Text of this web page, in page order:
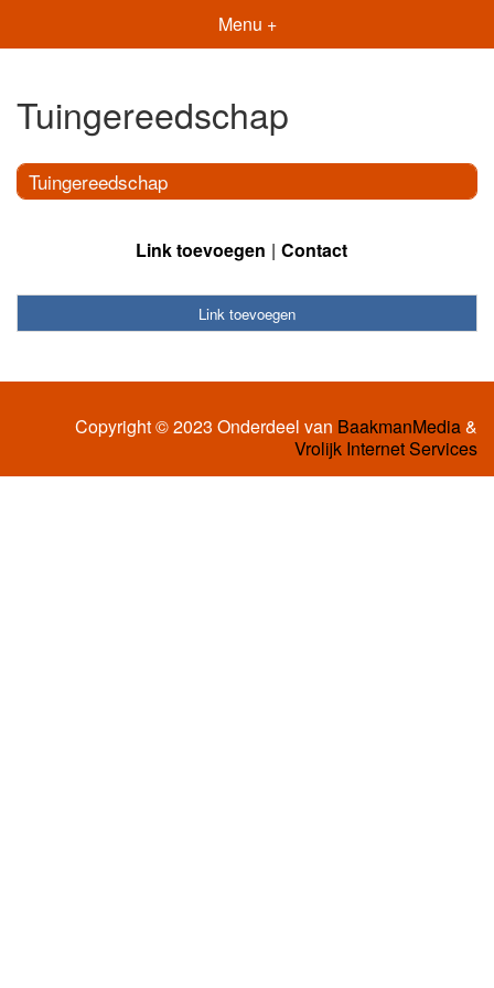
Menu +
Tuingereedschap
Tuingereedschap
Link toevoegen Contact
Link toevoegen
Copyright © 2023 Onderdeel van BaakmanMedia&
Vrolijk Internet Services